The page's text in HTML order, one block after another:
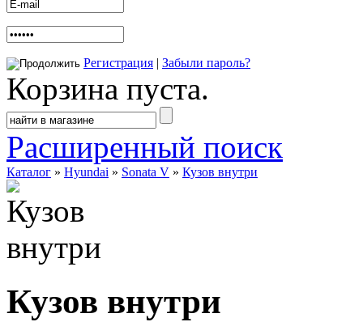
Регистрация | Забыли пароль?
Корзина пуста.
Расширенный поиск
Каталог » Hyundai » Sonata V » Кузов внутри
Кузов внутри